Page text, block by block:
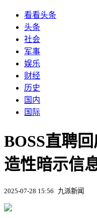
看看头条
头条
社会
军事
娱乐
财经
历史
国内
国际
BOSS直聘
造性暗示信
2025-07-28 15:56 九派新闻